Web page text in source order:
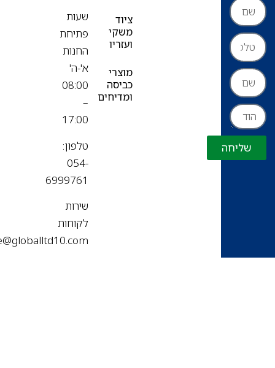
שליחה
משקי
מוצרי
כביסה
ומדיחים
פתיחת
החנות
א'-ה'
08:00
–
17:00
טלפון:
6999761
לקוחות
office@globalltd10.com